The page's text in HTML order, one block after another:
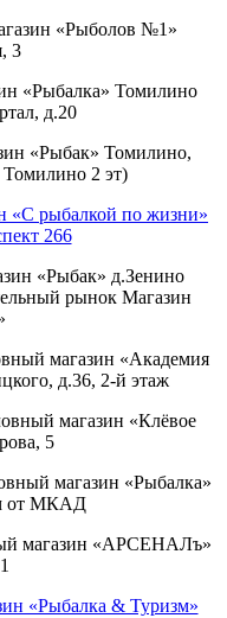
«Рыболов №1»
3
«Рыбалка» Томилино
д.20
«Рыбак» Томилино,
2 эт)
«С рыбалкой по жизни»
266
«Рыбак» д.Зенино
рынок Магазин
магазин «Академия
д.36, 2-й этаж
магазин «Клёвое
5
магазин «Рыбалка»
от МКАД
магазин «АРСЕНАЛъ»
«Рыбалка & Туризм»